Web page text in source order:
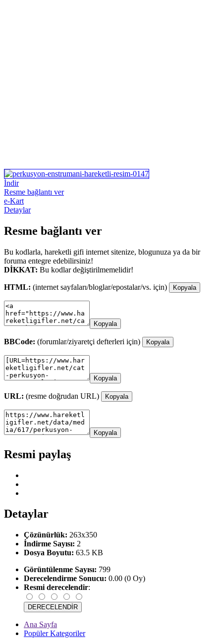
İndir
Resme bağlantı ver
e-Kart
Detaylar
Resme bağlantı ver
Bu kodlarla, hareketli gifi internet sitenize, blogunuza ya da bir
foruma entegre edebilirsiniz!
DİKKAT: Bu kodlar değiştirilmemelidir!
HTML: (internet sayfaları/bloglar/epostalar/vs. için) Kopyala
Kopyala
BBCode: (forumlar/ziyaretçi defterleri için) Kopyala
Kopyala
URL: (resme doğrudan URL) Kopyala
Kopyala
Resmi paylaş
Detaylar
Çözünürlük: 263x350
İndirme Sayısı: 2
Dosya Boyutu: 63.5 KB
Görüntülenme Sayısı: 799
Derecelendirme Sonucu: 0.00 (0 Oy)
Resmi derecelendir:
Ana Sayfa
Popüler Kategoriler